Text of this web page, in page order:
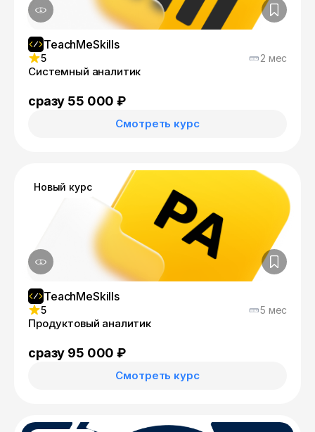
TeachMeSkills
5 2 мес
Системный аналитик
сразу 55 000 ₽
Смотреть курс
Новый курс
TeachMeSkills
5 5 мес
Продуктовый аналитик
сразу 95 000 ₽
Смотреть курс